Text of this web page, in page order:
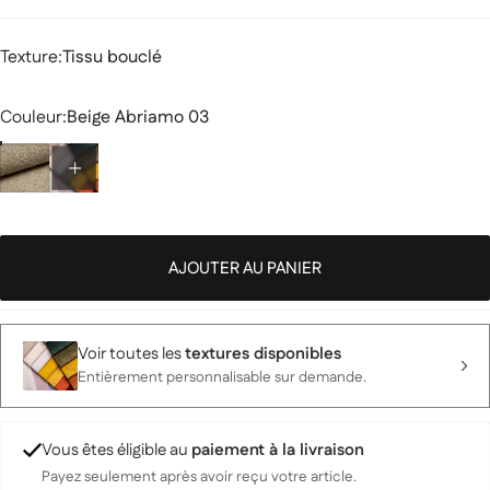
Texture:Tissu bouclé
Couleur:Beige Abriamo 03
AJOUTER AU PANIER
Voir toutes lestextures disponibles
Entièrement personnalisable sur demande.
Vous êtes éligible au paiement à la livraison
Payez seulement après avoir reçu votre article.